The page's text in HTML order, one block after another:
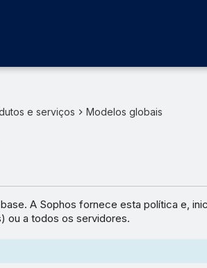
e serviços Modelos globais
A Sophos fornece esta política e,
ou a todos os servidores.